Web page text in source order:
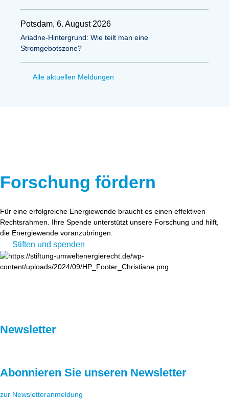
Potsdam, 6. August 2026
Ariadne-Hintergrund: Wie teilt man eine
Stromgebotszone?
Alle aktuellen Meldungen
Forschung fördern
Für eine erfolgreiche Energiewende braucht es einen effektiven
Rechtsrahmen. Ihre Spende unterstützt unsere Forschung und hilft,
die Energiewende voranzubringen.
Stiften und spenden
Newsletter
Abonnieren Sie unseren Newsletter
zur Newsletteranmeldung